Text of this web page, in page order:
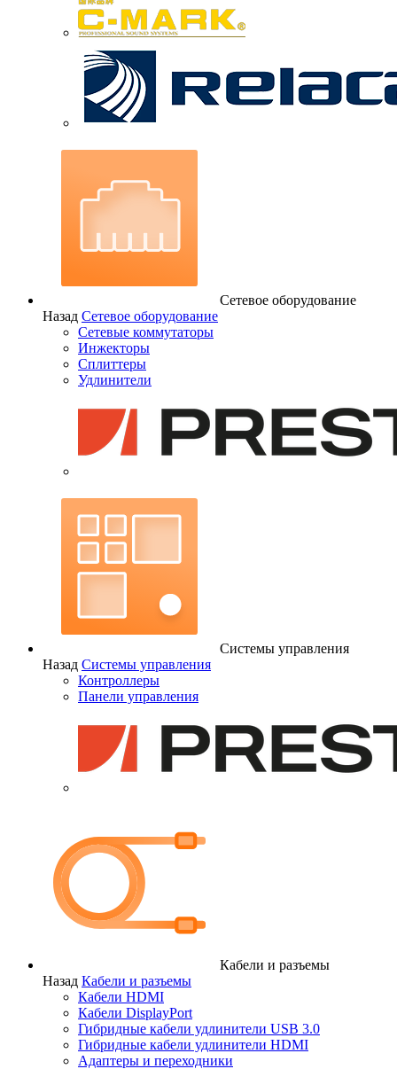
Сетевое оборудование
Назад Сетевое оборудование
Сетевые коммутаторы
Инжекторы
Сплиттеры
Удлинители
Системы управления
Назад Системы управления
Контроллеры
Панели управления
Кабели и разъемы
Назад Кабели и разъемы
Кабели HDMI
Кабели DisplayPort
Гибридные кабели удлинители USB 3.0
Гибридные кабели удлинители HDMI
Адаптеры и переходники